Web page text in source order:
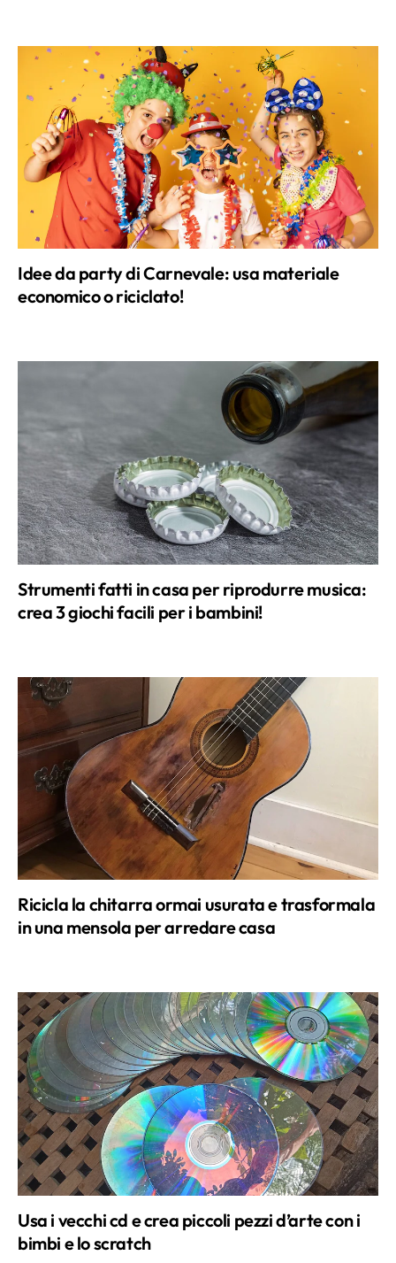
Idee da party di Carnevale: usa materiale
economico o riciclato!
Strumenti fatti in casa per riprodurre musica:
crea 3 giochi facili per i bambini!
Ricicla la chitarra ormai usurata e trasformala
in una mensola per arredare casa
Usa i vecchi cd e crea piccoli pezzi d’arte con i
bimbi e lo scratch